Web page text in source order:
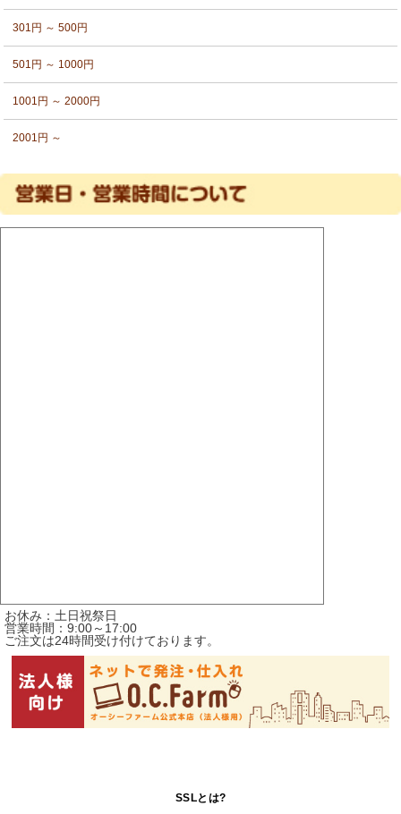
301円 ～ 500円
501円 ～ 1000円
1001円 ～ 2000円
2001円 ～
お休み：土日祝祭日
営業時間：9:00～17:00
ご注文は24時間受け付けております。
SSLとは?